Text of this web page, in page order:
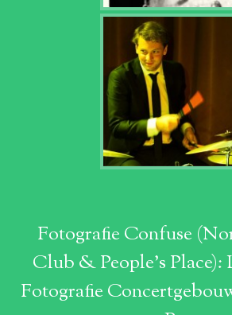
Fotografie Confuse
Club & People's Place):
Fotografie